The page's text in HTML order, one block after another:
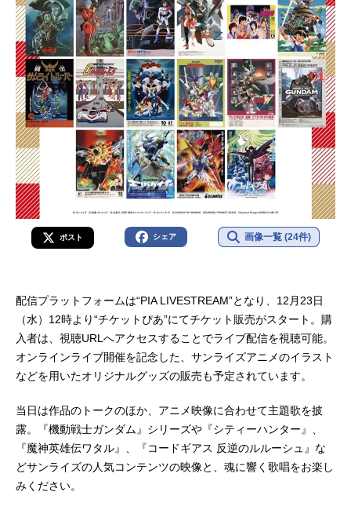
ポスト シェア 画像一覧 (24件)
配信プラットフォームは“PIA LIVESTREAM”となり、12月23日
（水）12時より“チケットぴあ”にてチケット販売がスタート。購
入者は、視聴URLへアクセスすることでライブ配信を視聴可能。
オンラインライブ開催を記念した、サンライズアニメのイラスト
などを用いたオリジナルグッズの販売も予定されています。
当日は作品のトークのほか、アニメ映像に合わせて主題歌を披
露。『機動戦士ガンダム』シリーズや『シティーハンター』、
『魔神英雄伝ワタル』、『コードギアス 反逆のルルーシュ』な
どサンライズの人気コンテンツの映像と、魂に響く歌唱をお楽し
みください。